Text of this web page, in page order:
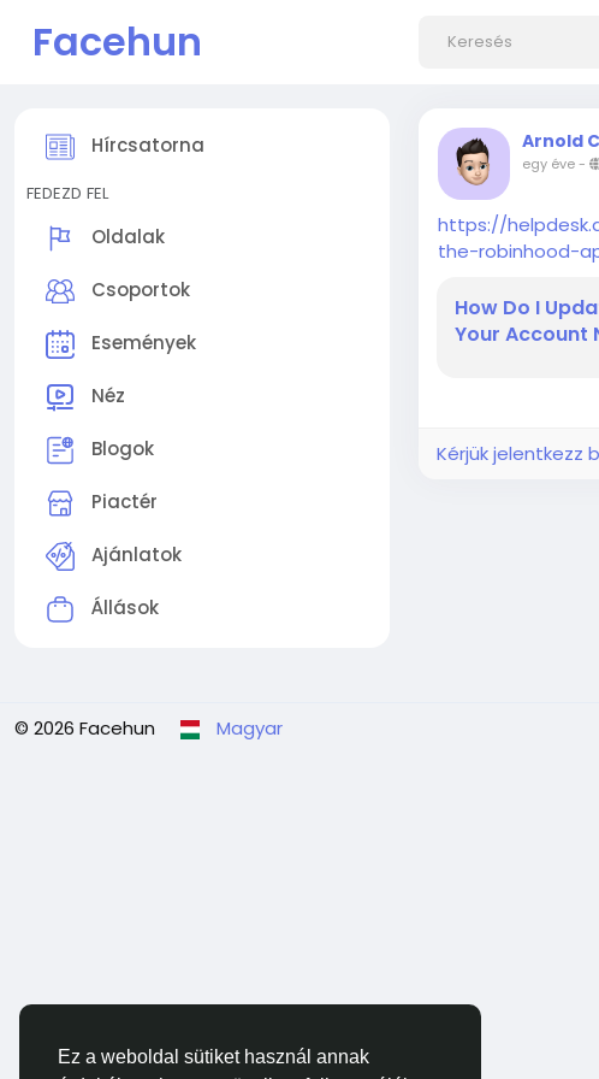
Ez a weboldal sütiket használ annak
Facehun
Hírcsatorna
FEDEZD FEL
Oldalak
Csoportok
Események
Néz
Blogok
Piactér
Ajánlatok
Állások
Arnold
egy éve-
https://
the-robinhood-
How Do I
Your Account
Kérjük jelentkezz
© 2026 Facehun Magyar